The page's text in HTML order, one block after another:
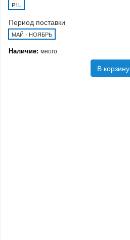
P1L
Период поставки
МАЙ - НОЯБРЬ
Наличие: много
В корзину